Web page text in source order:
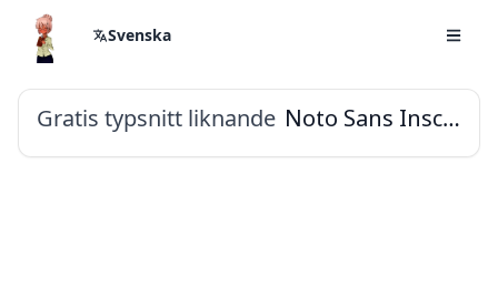
Svenska
Gratis typsnitt liknande Noto Sans Inscriptional Parthian